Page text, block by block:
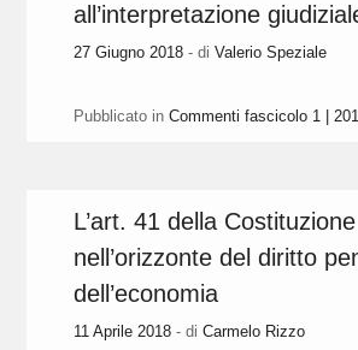
all’interpretazione
27 Giugno 2018 - di Valerio Speziale
Pubblicato in Commenti fascicolo 1 |
L’art. 41 della Costituzione
nell’orizzonte del diritto
dell’economia
11 Aprile 2018 - di Carmelo Rizzo